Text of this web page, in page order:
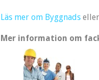
Läs mer om Byggnads eller
Mer information om